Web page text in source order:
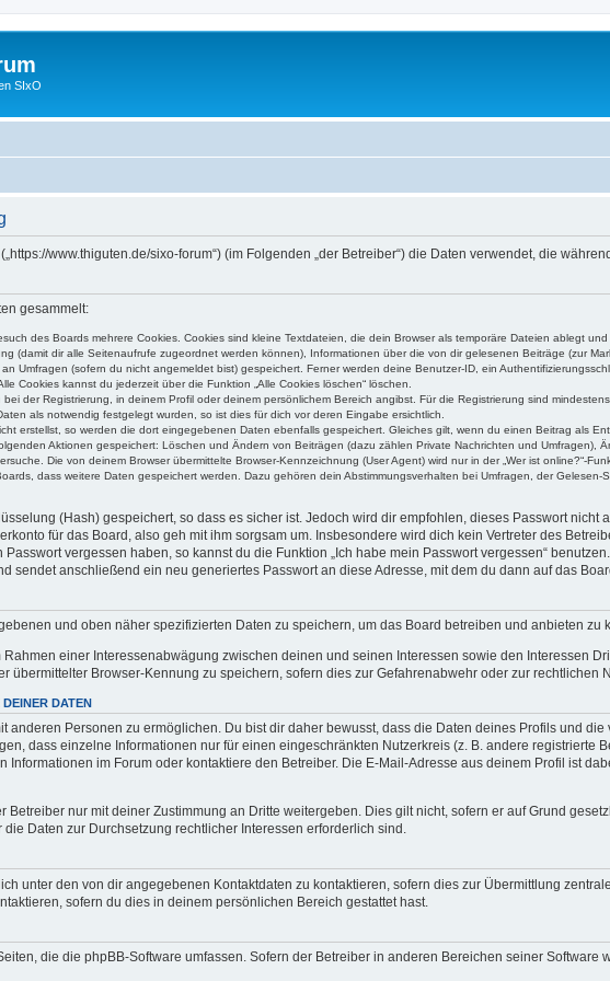
SIxO
www.thiguten.de/sixo-forum“) (im Folgenden „der Betreiber“) die Daten verwendet, die
gesammelt:
des Boards mehrere Cookies. Cookies sind kleine Textdateien, die dein Browser als temporäre Dateien ablegt
(damit dir alle Seitenaufrufe zugeordnet werden können), Informationen über die von dir gelesenen Beiträge (zur
Umfragen (sofern du nicht angemeldet bist) gespeichert. Ferner werden deine Benutzer-ID, ein
Cookies kannst du jederzeit über die Funktion „Alle Cookies löschen“ löschen.
der Registrierung, in deinem Profil oder deinem persönlichem Bereich angibst. Für die Registrierung sind
als notwendig festgelegt wurden, so ist dies für dich vor deren Eingabe ersichtlich.
erstellst, so werden die dort eingegebenen Daten ebenfalls gespeichert. Gleiches gilt, wenn du einen Beitrag als
Aktionen gespeichert: Löschen und Ändern von Beiträgen (dazu zählen Private Nachrichten und Umfragen),
Die von deinem Browser übermittelte Browser-Kennzeichnung (User Agent) wird nur in der „Wer ist online?“-
dass weitere Daten gespeichert werden. Dazu gehören dein Abstimmungsverhalten bei Umfragen, der
(Hash) gespeichert, so dass es sicher ist. Jedoch wird dir empfohlen, dieses Passwort nicht
für das Board, also geh mit ihm sorgsam um. Insbesondere wird dich kein Vertreter des
vergessen haben, so kannst du die Funktion „Ich habe mein Passwort vergessen“
sendet anschließend ein neu generiertes Passwort an diese Adresse, mit dem du dann auf das
und oben näher spezifizierten Daten zu speichern, um das Board betreiben und anbieten zu
einer Interessenabwägung zwischen deinen und seinen Interessen sowie den Interessen
übermittelter Browser-Kennung zu speichern, sofern dies zur Gefahrenabwehr oder zur rechtlichen
DATEN
anderen Personen zu ermöglichen. Du bist dir daher bewusst, dass die Daten deines Profils und
dass einzelne Informationen nur für einen eingeschränkten Nutzerkreis (z. B. andere registrierte
Informationen im Forum oder kontaktiere den Betreiber. Die E-Mail-Adresse aus deinem Profil ist
nur mit deiner Zustimmung an Dritte weitergeben. Dies gilt nicht, sofern er auf Grund
Daten zur Durchsetzung rechtlicher Interessen erforderlich sind.
unter den von dir angegebenen Kontaktdaten zu kontaktieren, sofern dies zur Übermittlung
sofern du dies in deinem persönlichen Bereich gestattet hast.
die die phpBB-Software umfassen. Sofern der Betreiber in anderen Bereichen seiner